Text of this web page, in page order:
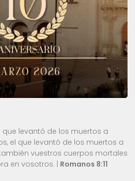
que levantó de los muertos a
el que levantó de los muertos a
vuestros cuerpos mortales
en vosotros. | Romanos 8:11